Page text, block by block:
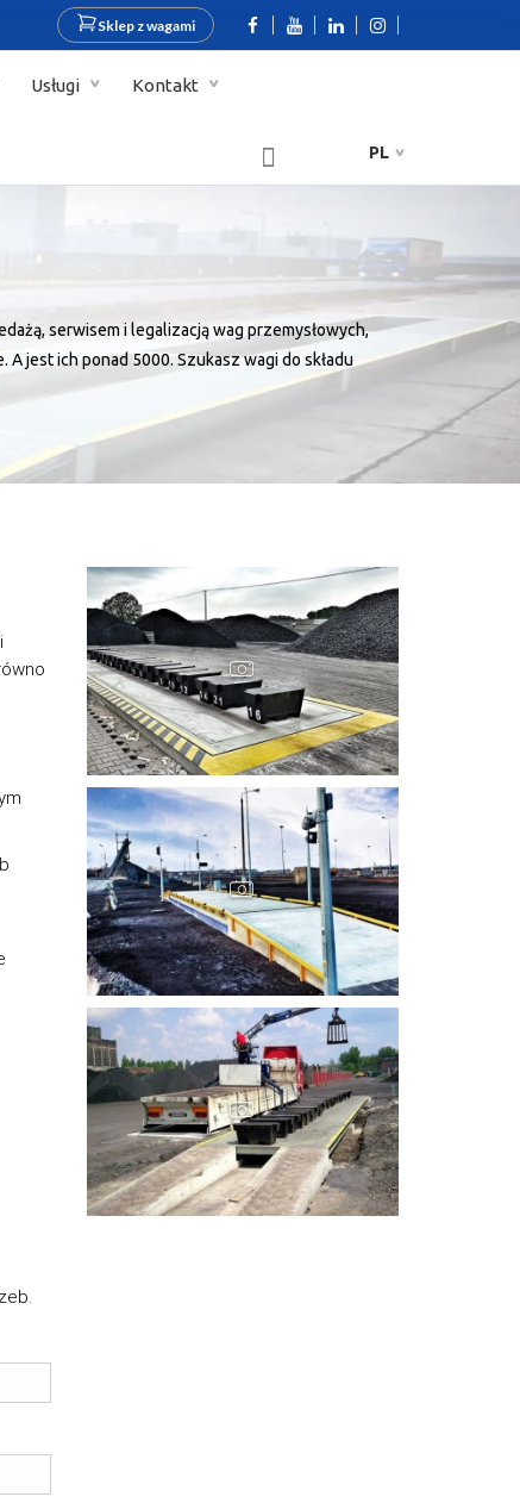
Sklep z wagami
Usługi Kontakt
PL
serwisem i legalizacją wag przemysłowych,
jest ich ponad 5000. Szukasz wagi do składu